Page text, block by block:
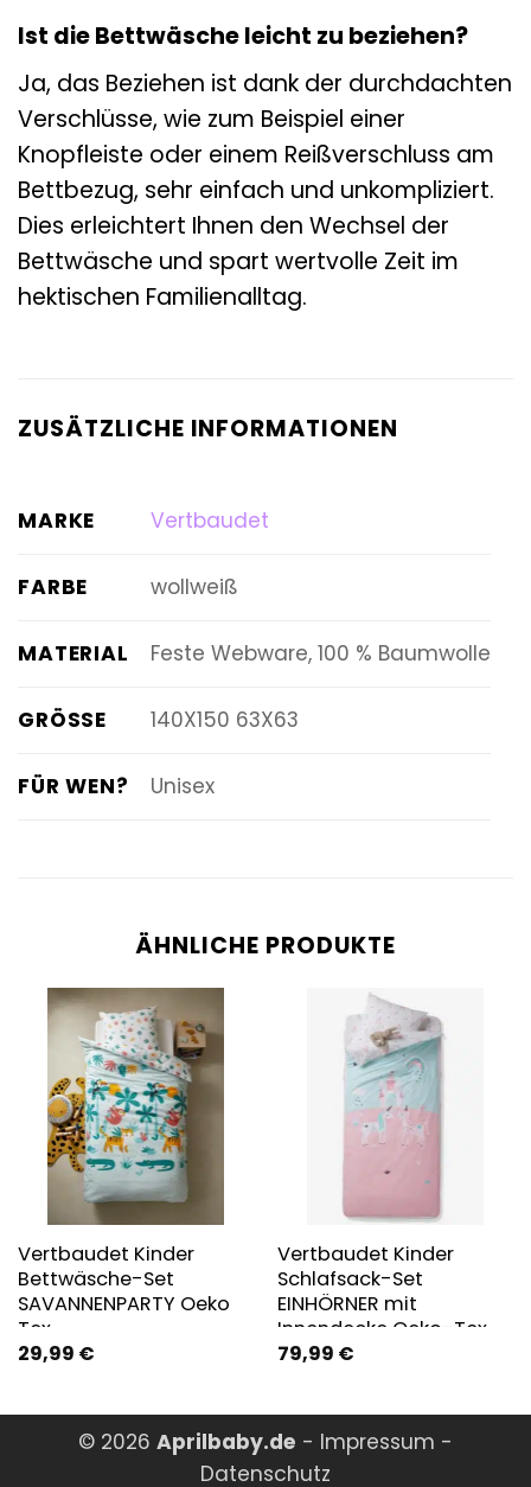
Ist die Bettwäsche leicht zu beziehen?
Ja, das Beziehen ist dank der durchdachten
Verschlüsse, wie zum Beispiel einer
Knopfleiste oder einem Reißverschluss am
Bettbezug, sehr einfach und unkompliziert.
Dies erleichtert Ihnen den Wechsel der
Bettwäsche und spart wertvolle Zeit im
hektischen Familienalltag.
ZUSÄTZLICHE INFORMATIONEN
MARKE Vertbaudet
FARBE wollweiß
MATERIAL Feste Webware, 100 % Baumwolle
GRÖSSE 140X150 63X63
FÜR WEN? Unisex
ÄHNLICHE PRODUKTE
Vertbaudet Kinder
Bettwäsche-Set
SAVANNENPARTY Oeko
Tex
29,99 €
Vertbaudet Kinder
Schlafsack-Set
EINHÖRNER mit
Innendecke Oeko-Tex
79,99 €
© 2026 Aprilbaby.de - Impressum -
Datenschutz